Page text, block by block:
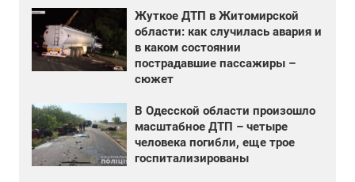
Жуткое ДТП в Житомирской
области: как случилась авария и
в каком состоянии
пострадавшие пассажиры –
сюжет
В Одесской области произошло
масштабное ДТП – четыре
человека погибли, еще трое
госпитализированы